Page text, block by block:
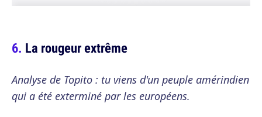
La rougeur extrême
Analyse de Topito : tu viens d'un peuple amérindien
qui a été exterminé par les européens.